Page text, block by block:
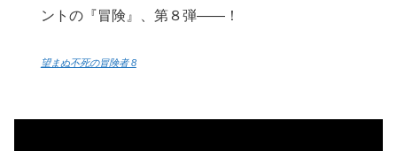
ントの『冒険』、第８弾――！
望まぬ不死の冒険者 8